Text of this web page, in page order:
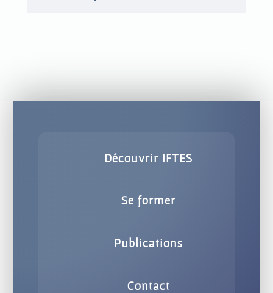
Découvrir IFTES
Se former
Publications
Contact